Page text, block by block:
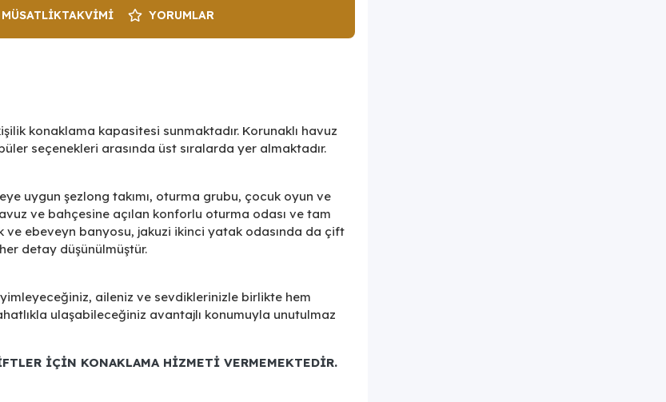
MÜSATLIKTAKVIMI YORUMLAR
konaklama kapasitesi sunmaktadır. Korunaklı havuz
seçenekleri arasında üst sıralarda yer almaktadır.
uygun şezlong takımı, oturma grubu, çocuk oyun ve
ve bahçesine açılan konforlu oturma odası ve tam
ve ebeveyn banyosu, jakuzi ikinci yatak odasında da çift
detay düşünülmüştür.
aileniz ve sevdiklerinizle birlikte hem
ulaşabileceğiniz avantajlı konumuyla unutulmaz
İÇİN KONAKLAMA HİZMETİ VERMEMEKTEDİR.